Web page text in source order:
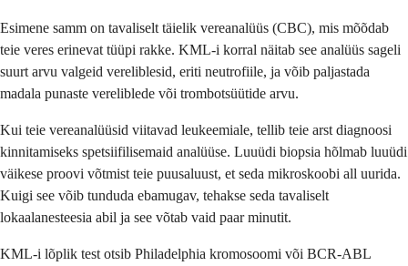
Esimene samm on tavaliselt täielik vereanalüüs (CBC), mis mõõdab
teie veres erinevat tüüpi rakke. KML-i korral näitab see analüüs sageli
suurt arvu valgeid vereliblesid, eriti neutrofiile, ja võib paljastada
madala punaste vereliblede või trombotsüütide arvu.
Kui teie vereanalüüsid viitavad leukeemiale, tellib teie arst diagnoosi
kinnitamiseks spetsiifilisemaid analüüse. Luuüdi biopsia hõlmab luuüdi
väikese proovi võtmist teie puusaluust, et seda mikroskoobi all uurida.
Kuigi see võib tunduda ebamugav, tehakse seda tavaliselt
lokaalanesteesia abil ja see võtab vaid paar minutit.
KML-i lõplik test otsib Philadelphia kromosoomi või BCR-ABL